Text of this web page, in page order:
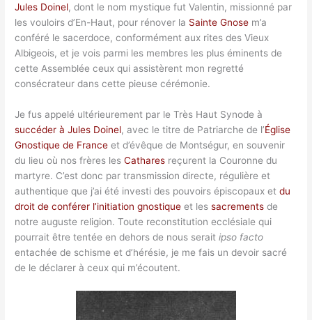
Jules Doinel, dont le nom mystique fut Valentin, missionné par
les vouloirs d’En-Haut, pour rénover la Sainte Gnose m’a
conféré le sacerdoce, conformément aux rites des Vieux
Albigeois, et je vois parmi les membres les plus éminents de
cette Assemblée ceux qui assistèrent mon regretté
consécrateur dans cette pieuse cérémonie.
Je fus appelé ultérieurement par le Très Haut Synode à
succéder à Jules Doinel, avec le titre de Patriarche de l’Église
Gnostique de France et d’évêque de Montségur, en souvenir
du lieu où nos frères lesCathares reçurent la Couronne du
martyre. C’est donc par transmission directe, régulière et
authentique que j’ai été investi des pouvoirs épiscopaux etdu
droit de conférer l’initiation gnostique et lessacrements de
notre auguste religion. Toute reconstitution ecclésiale qui
pourrait être tentée en dehors de nous seraitipso facto
entachée de schisme et d’hérésie, je me fais un devoir sacré
de le déclarer à ceux qui m’écoutent.